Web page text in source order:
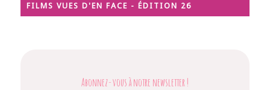
FILMS VUES D'EN FACE - ÉDITION 26
Abonnez-vous à notre newsletter !